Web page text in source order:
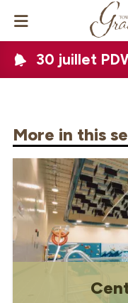
More in this